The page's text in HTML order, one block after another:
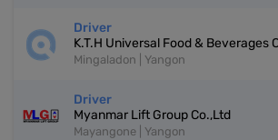
Driver
K.T.H Universal Food & Beverages
Mingaladon | Yangon
Driver
Myanmar Lift Group Co.,Ltd
Mayangone | Yangon